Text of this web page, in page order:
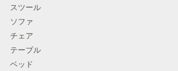
スツール
ソファ
チェア
テーブル
ベッド